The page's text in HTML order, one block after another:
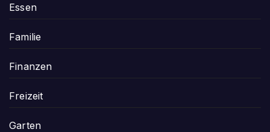
Essen
Familie
Finanzen
Freizeit
Garten